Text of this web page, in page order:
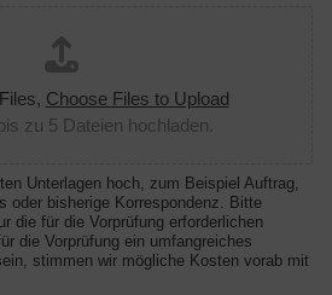
Choose Files to Upload
zu 5 Dateien hochladen.
Unterlagen hoch, zum Beispiel Auftrag,
oder bisherige Korrespondenz. Bitte
die für die Vorprüfung erforderlichen
die Vorprüfung ein umfangreiches
stimmen wir mögliche Kosten vorab mit